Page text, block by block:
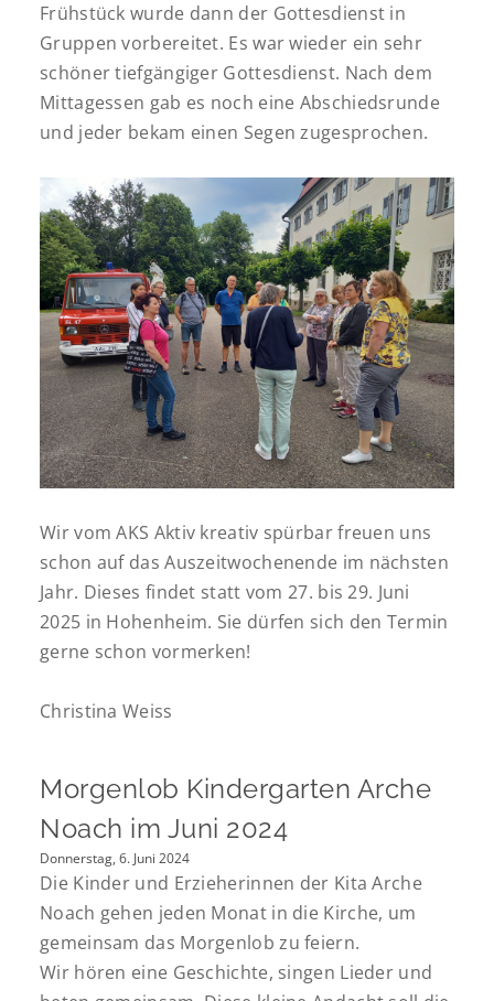
Frühstück wurde dann der Gottesdienst in
Gruppen vorbereitet. Es war wieder ein sehr
schöner tiefgängiger Gottesdienst. Nach dem
Mittagessen gab es noch eine Abschiedsrunde
und jeder bekam einen Segen zugesprochen.
Wir vom AKS Aktiv kreativ spürbar freuen uns
schon auf das Auszeitwochenende im nächsten
Jahr. Dieses findet statt vom 27. bis 29. Juni
2025 in Hohenheim. Sie dürfen sich den Termin
gerne schon vormerken!
Christina Weiss
Morgenlob Kindergarten Arche
Noach im Juni 2024
Donnerstag, 6. Juni 2024
Die Kinder und Erzieherinnen der Kita Arche
Noach gehen jeden Monat in die Kirche, um
gemeinsam das Morgenlob zu feiern.
Wir hören eine Geschichte, singen Lieder und